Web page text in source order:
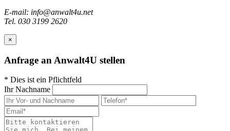
E-mail: info@anwalt4u.net
Tel. 030 3199 2620
×
Anfrage an Anwalt4U stellen
* Dies ist ein Pflichtfeld
Ihr Nachname